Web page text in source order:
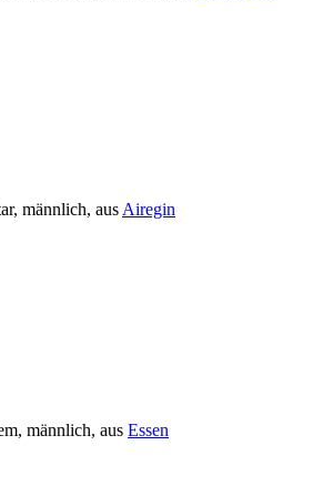
, männlich, aus Airegin
, männlich, aus Essen